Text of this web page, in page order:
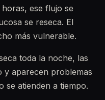
ese flujo se
se reseca. El
más vulnerable.
toda la noche, las
y aparecen problemas
se atienden a tiempo.